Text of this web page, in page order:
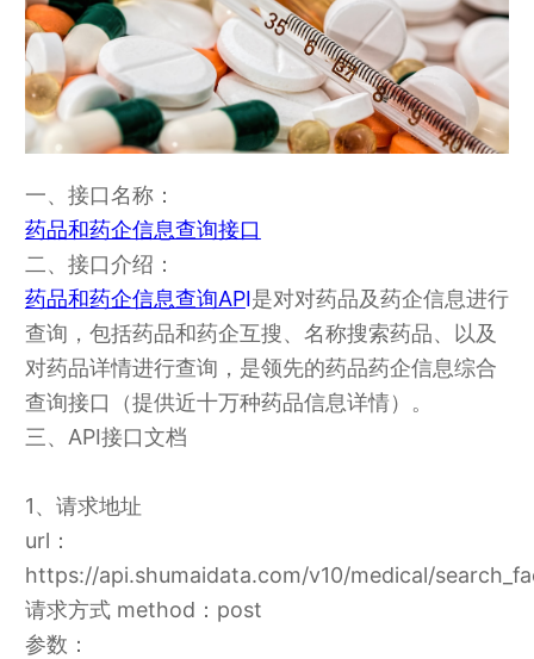
一、接口名称：
药品和药企信息查询接口
二、接口介绍：
药品和药企信息查询API是对对药品及药企信息进行
查询，包括药品和药企互搜、名称搜索药品、以及
对药品详情进行查询，是领先的药品药企信息综合
查询接口（提供近十万种药品信息详情）。
三、API接口文档
1、请求地址
url：
https://api.shumaidata.com/v10/medical/
请求方式 method：post
参数：